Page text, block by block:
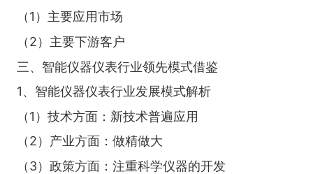
（1）主要应用市场
（2）主要下游客户
三、智能仪器仪表行业领先模式借鉴
1、智能仪器仪表行业发展模式解析
（1）技术方面：新技术普遍应用
（2）产业方面：做精做大
（3）政策方面：注重科学仪器的开发